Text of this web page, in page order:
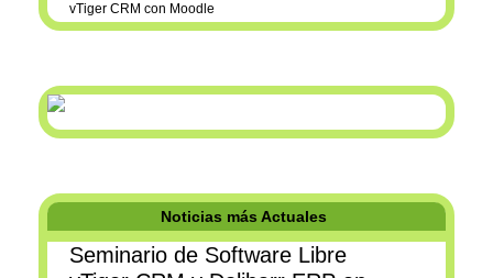
vTiger CRM con Moodle
Noticias más Actuales
Seminario de Software Libre